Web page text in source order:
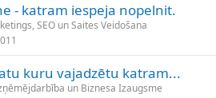
- katram iespeja nopelnit.
SEO un Saites Veidošana
kuru vajadzētu katram...
un Biznesa Izaugsme